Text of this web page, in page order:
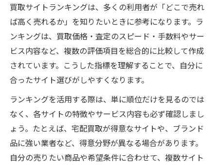
買取サイトランキングは、多くの利用者が「どこで売れ
ば高く売れるか」を知りたいときに参考になります。ラ
ンキングは、買取価格・査定のスピード・手数料やサー
ビス内容など、複数の評価項目を総合的に比較して作成
されています。こうした指標を理解することで、自分に
合ったサイト選びがしやすくなります。
ランキングを活用する際は、単に順位だけを見るのでは
なく、各サイトの特徴やサービス内容も必ず確認しまし
ょう。たとえば、宅配買取が得意なサイトや、ブランド
品に強い業者など、得意分野が異なる場合があります。
自分の売りたい商品や希望条件に合わせて、複数サイト